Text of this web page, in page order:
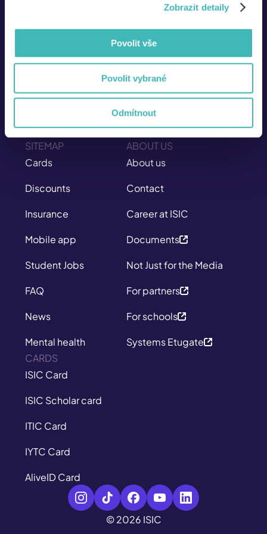
Zobrazit detaily
Povolit vše
Povolit vybrané
Odmítnout
226 222 333
8:00 – 17:00
SITEMAP
Cards
Discounts
Insurance
Mobile app
Student Jobs
FAQ
News
Mental health
ABOUT US
About us
Contact
Career at ISIC
Documents
Not Just for the Media
For partners
For schools
Systems Etugate
CARDS
ISIC Card
ISIC Scholar card
ITIC Card
IYTC Card
AliveID Card
© 2026 ISIC